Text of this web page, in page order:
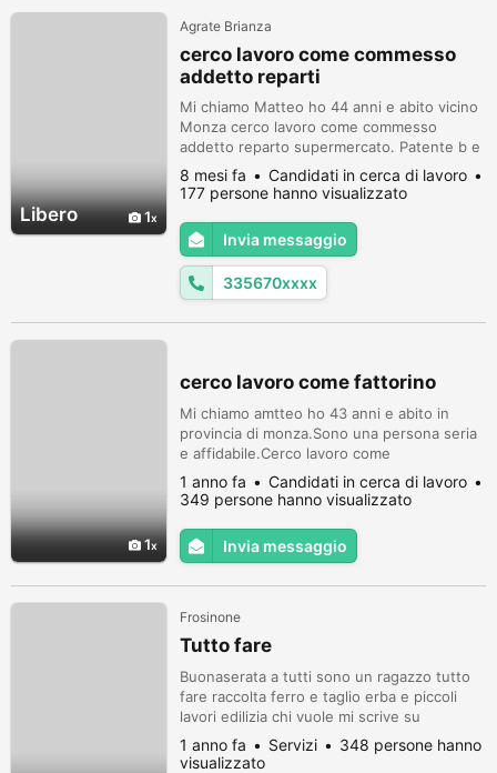
Libero 1
Agrate Brianza
cerco lavoro come commesso
addetto reparti
Mi chiamo Matteo ho 44 anni e abito vicino
Monza cerco lavoro come commesso
addetto reparto supermercato. Patente b e
automunito. Sono un uomo serio e
affidabile. Disponibilità immediata. Cell
3356706279
8 mesi fa
Candidati in cerca di lavoro
177 persone hanno visualizzato
Invia messaggio
335670xxxx
1
cerco lavoro come fattorino
Mi chiamo amtteo ho 43 anni e abito in
provincia di monza.Sono una persona seria
e affidabile.Cerco lavoro come
fattorino.Sono in pssesso della patente b e
sono automunito.Disponibilità
immediata.cell 3356706279
1 anno fa
Candidati in cerca di lavoro
349 persone hanno visualizzato
Invia messaggio
Frosinone
Tutto fare
Buonaserata a tutti sono un ragazzo tutto
fare raccolta ferro e taglio erba e piccoli
lavori edilizia chi vuole mi scrive su
WhatsApp
1 anno fa Servizi
348 persone hanno
visualizzato